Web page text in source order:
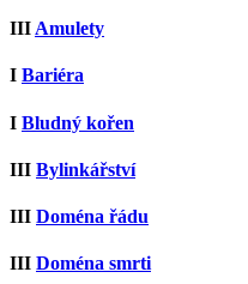
III Amulety
I Bariéra
I Bludný kořen
III Bylinkářství
III Doména řádu
III Doména smrti